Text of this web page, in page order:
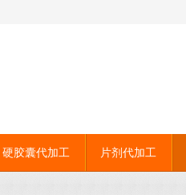
硬胶囊代加工 片剂代加工